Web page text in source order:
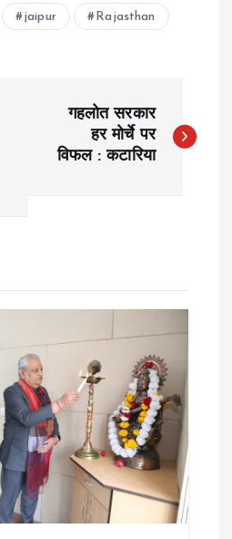
jaipur Rajasthan
गहलोत सरकार
हर मोर्चे पर
विफल : कटारिया